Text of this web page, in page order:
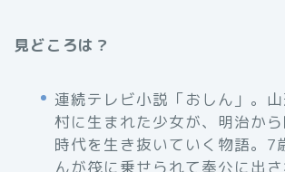
見どころは？
連続テレビ小説「おしん」。
村に生まれた少女が、明治か
時代を生き抜いていく物語。7
んが筏に乗せられて奉公に出